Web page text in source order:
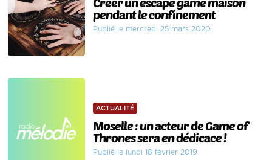
pendant le confinement
Publié le mercredi 25 mars 2020
ACTUALITÉ
Moselle : un acteur de Game of
Thrones sera en dédicace !
Publié le lundi 18 février 2019